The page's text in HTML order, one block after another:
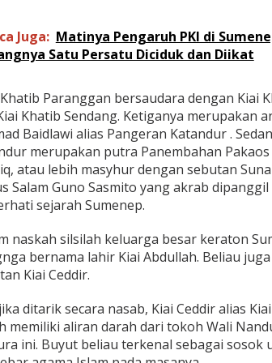
n
g
n
Juga: Matinya Pengaruh PKI di
Satu Persatu Diciduk dan Diikat
Khatib Paranggan bersaudara dengan Kiai
Khatib Sendang. Ketiganya merupakan
Baidlawi alias Pangeran Katandur .
merupakan putra Panembahan
atau lebih masyhur dengan sebutan
Salam Guno Sasmito yang akrab
sejarah Sumenep.
naskah silsilah keluarga besar keraton
bernama lahir Kiai Abdullah. Beliau
Kiai Ceddir.
ditarik secara nasab, Kiai Ceddir alias
memiliki aliran darah dari tokoh Wali
ini. Buyut beliau terkenal sebagai sosok
Mitos dan Mistis Di Balik
Keindahan Kucing Busok (Satwa
Endemik Pulau Madura Bagian I)
Di Bingkai, Headline, Kupas | 18 Juli 2021